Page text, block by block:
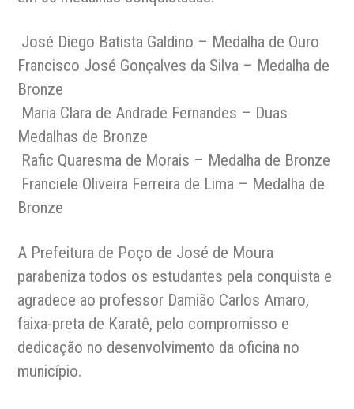
José Diego Batista Galdino – Medalha de Ouro
Francisco José Gonçalves da Silva – Medalha de
Bronze
Maria Clara de Andrade Fernandes – Duas
Medalhas de Bronze
Rafic Quaresma de Morais – Medalha de Bronze
Franciele Oliveira Ferreira de Lima – Medalha de
Bronze
A Prefeitura de Poço de José de Moura
parabeniza todos os estudantes pela conquista e
agradece ao professor Damião Carlos Amaro,
faixa-preta de Karatê, pelo compromisso e
dedicação no desenvolvimento da oficina no
município.